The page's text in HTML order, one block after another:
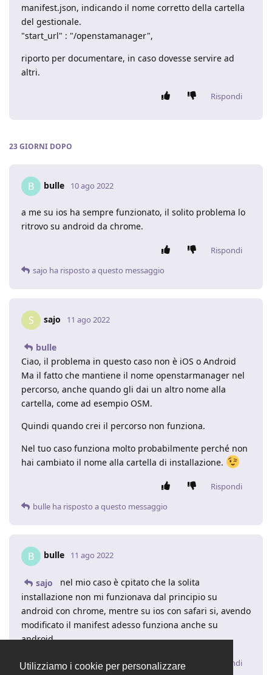
Utilizziamo i cookie per personalizzare
manifest.json, indicando il nome corretto della cartella
del gestionale.
"start_url" : "/openstamanager",
riporto per documentare, in caso dovesse servire ad
altri.
Rispondi
23 GIORNI DOPO
B bulle 10 ago 2022
a me su ios ha sempre funzionato, il solito problema lo
ritrovo su android da chrome.
Rispondi
sajo ha risposto a questo messaggio
S sajo 11 ago 2022
bulle
Ciao, il problema in questo caso non è iOS o Android
Ma il fatto che mantiene il nome openstarmanager nel
percorso, anche quando gli dai un altro nome alla
cartella, come ad esempio OSM.
Quindi quando crei il percorso non funziona.
Nel tuo caso funziona molto probabilmente perché non
hai cambiato il nome alla cartella di installazione.
Rispondi
bulle ha risposto a questo messaggio
B bulle 11 ago 2022
sajo
nel mio caso è cpitato che la solita
installazione non mi funzionava dal principio su
android con chrome, mentre su ios con safari si, avendo
modificato il manifest adesso funziona anche su
android
Rispondi